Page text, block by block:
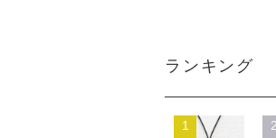
ランキング
1 2